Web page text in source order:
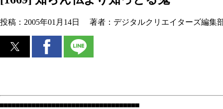
投稿： 2005年01月14日 著者： デジタルクリエイターズ編集
■■■■■■■■■■■■■■■■■■■■■■■■■■■■■■■■■■■